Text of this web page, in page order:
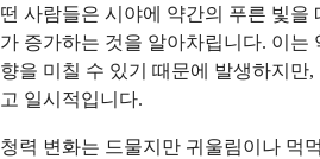
떤 사람들은 시야에 약간의 푸른 빛을
가 증가하는 것을 알아차립니다. 이는
향을 미칠 수 있기 때문에 발생하지만
고 일시적입니다.
청력 변화는 드물지만 귀울림이나 먹